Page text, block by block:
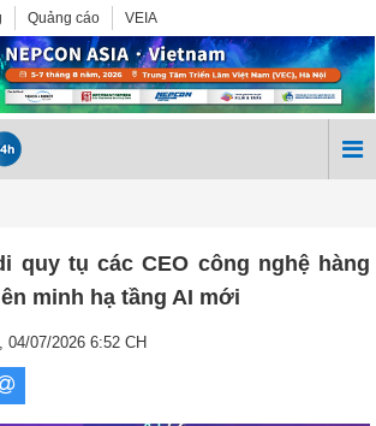
Quảng cáo VEIA
quy tụ các CEO công nghệ hàng
minh hạ tầng AI mới
04/07/2026 6:52 CH